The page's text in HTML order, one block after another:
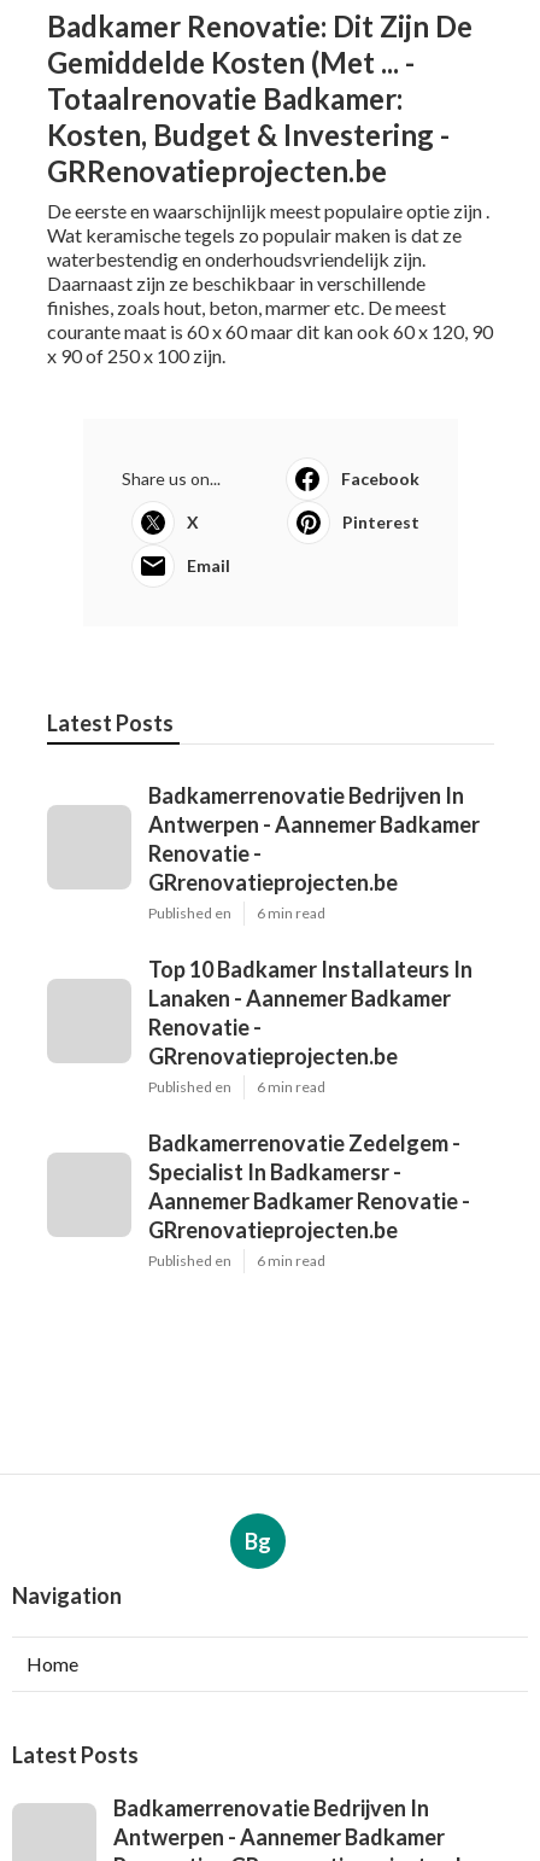
Badkamer Renovatie: Dit Zijn De
Gemiddelde Kosten (Met ... -
Totaalrenovatie Badkamer:
Kosten, Budget & Investering -
GRRenovatieprojecten.be
De eerste en waarschijnlijk meest populaire optie zijn .
Wat keramische tegels zo populair maken is dat ze
waterbestendig en onderhoudsvriendelijk zijn.
Daarnaast zijn ze beschikbaar in verschillende
finishes, zoals hout, beton, marmer etc. De meest
courante maat is 60 x 60 maar dit kan ook 60 x 120, 90
x 90 of 250 x 100 zijn.
Share us on... Facebook
X Pinterest
Email
Latest Posts
Badkamerrenovatie Bedrijven In
Antwerpen - Aannemer Badkamer
Renovatie -
GRrenovatieprojecten.be
Published en 6 min read
Top 10 Badkamer Installateurs In
Lanaken - Aannemer Badkamer
Renovatie -
GRrenovatieprojecten.be
Published en 6 min read
Badkamerrenovatie Zedelgem -
Specialist In Badkamersr -
Aannemer Badkamer Renovatie -
GRrenovatieprojecten.be
Published en 6 min read
Bg
Navigation
Home
Latest Posts
Badkamerrenovatie Bedrijven In
Antwerpen - Aannemer Badkamer